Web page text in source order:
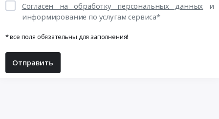
Согласен на обработку персональных данных и
информирование по услугам сервиса*
* все поля обязательны для заполнения!
Отправить